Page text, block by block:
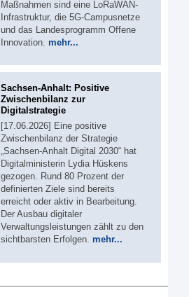
Maßnahmen sind eine LoRaWAN-
Infrastruktur, die 5G-Campusnetze
und das Landesprogramm Offene
Innovation. mehr...
Sachsen-Anhalt: Positive
Zwischenbilanz zur
Digitalstrategie
[17.06.2026] Eine positive
Zwischenbilanz der Strategie
„Sachsen-Anhalt Digital 2030“ hat
Digitalministerin Lydia Hüskens
gezogen. Rund 80 Prozent der
definierten Ziele sind bereits
erreicht oder aktiv in Bearbeitung.
Der Ausbau digitaler
Verwaltungsleistungen zählt zu den
sichtbarsten Erfolgen. mehr...